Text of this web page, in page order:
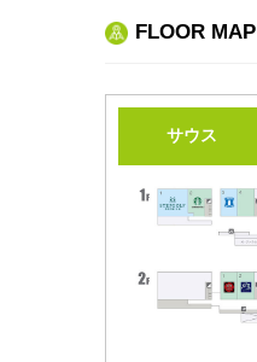
FLOOR MAP
サウス